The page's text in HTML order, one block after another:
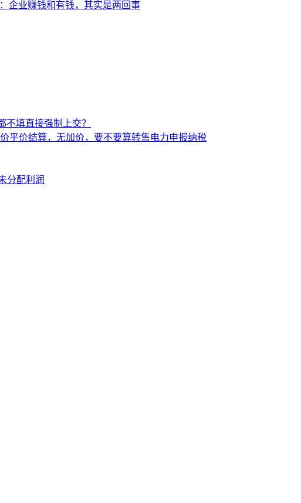
填直接强制上交？
平价结算，无加价，要不要算转售电力申报纳税
分配利润